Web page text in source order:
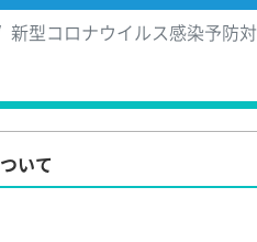
新型コロナウイルス感染予防
いて